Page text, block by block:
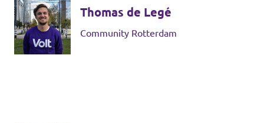
Thomas de Legé
Community Rotterdam